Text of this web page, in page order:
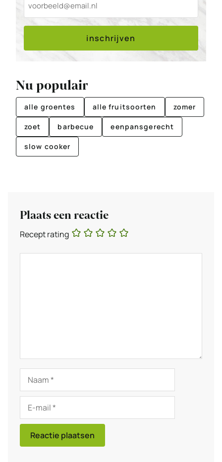
inschrijven
Nu populair
alle groentes alle fruitsoorten zomer
zoet barbecue eenpansgerecht
slow cooker
Plaats een reactie
Recept rating
Naam
mail